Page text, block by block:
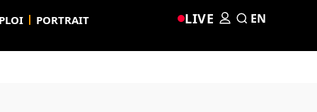
PORTRAIT LIVE EN